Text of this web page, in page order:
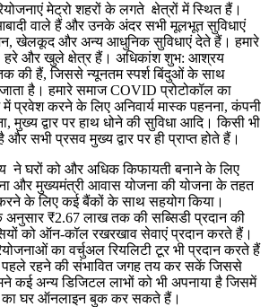
मेट्रो शहरों के लगते क्षेत्रों में स्थित हैं।
वाले हैं और उनके अंदर सभी मूलभूत सुविधाएं
खेलकूद और अन्य आधुनिक सुविधाएं देते हैं। हमारे
हरे और खुले क्षेत्र हैं। अधिकांश शुभ: आश्रय
तक की हैं, जिससे न्यूनतम स्पर्श बिंदुओं के साथ
है। हमारे समाज COVID प्रोटोकॉल का
प्रवेश करने के लिए अनिवार्य मास्क पहनना, कंपनी
मुख्य द्वार पर हाथ धोने की सुविधा आदि। किसी भी
सभी प्रसव मुख्य द्वार पर ही प्राप्त होते हैं।
घरों को और अधिक किफायती बनाने के लिए
और मुख्यमंत्री आवास योजना की योजना के तहत
के लिए कई बैंकों के साथ सहयोग किया।
₹2.67 लाख तक की सब्सिडी प्रदान की
को ऑन-कॉल रखरखाव सेवाएं प्रदान करते हैं।
का वर्चुअल रियलिटी टूर भी प्रदान करते हैं
पहले रहने की संभावित जगह तय कर सकें जिससे
कई अन्य डिजिटल लाभों को भी अपनाया है जिसमें
का घर ऑनलाइन बुक कर सकते हैं।